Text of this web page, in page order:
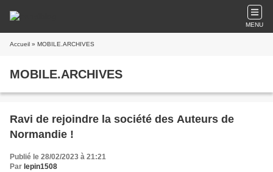
MENU
Accueil » MOBILE.ARCHIVES
MOBILE.ARCHIVES
Ravi de rejoindre la société des Auteurs de
Normandie !
Publié le 28/02/2023 à 21:21
Par lepin1508